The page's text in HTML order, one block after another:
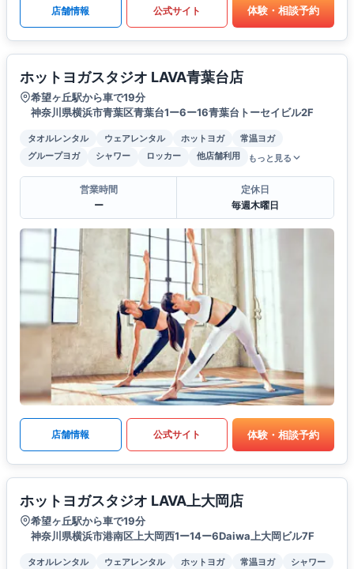
店舗情報 公式サイト 体験・相談予約
ホットヨガスタジオ LAVA青葉台店
希望ヶ丘駅から車で19分
神奈川県横浜市青葉区青葉台1ー6ー16青葉台トーセイビル2F
タオルレンタル ウェアレンタル ホットヨガ
常温ヨガ
グループヨガ
シャワー ロッカー 他店舗利用 もっと見る
営業時間
ー
定休日
毎週木曜日
店舗情報 公式サイト 体験・相談予約
ホットヨガスタジオ LAVA上大岡店
希望ヶ丘駅から車で19分
神奈川県横浜市港南区上大岡西1ー14ー6Daiwa上大岡ビル7F
タオルレンタル ウェアレンタル ホットヨガ 常温ヨガ
シャワー